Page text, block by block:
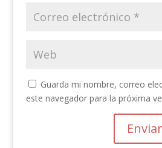
Guarda mi nombre, correo
este navegador para la próxima